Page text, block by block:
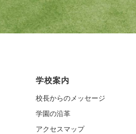
学校案内
校長からのメッセージ
学園の沿革
アクセスマップ